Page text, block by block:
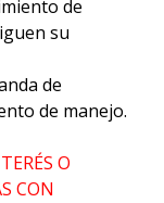
de
su
de
de manejo.
O
CON